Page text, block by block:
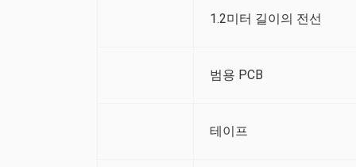
1.2미터 길이의 전선
범용 PCB
테이프